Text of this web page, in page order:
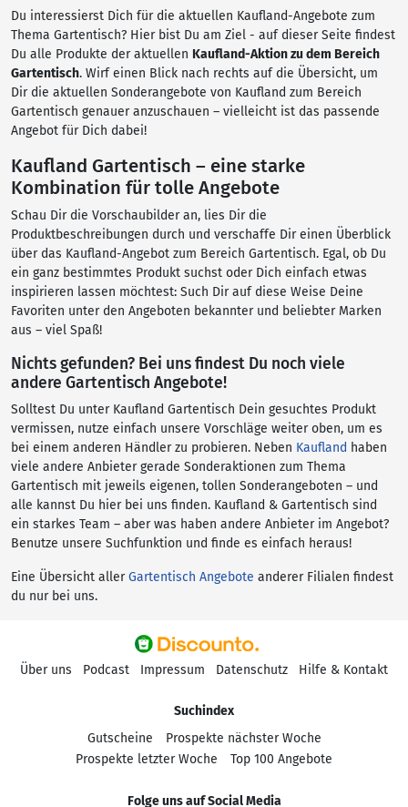
Du interessierst Dich für die aktuellen Kaufland-Angebote zum
Thema Gartentisch? Hier bist Du am Ziel - auf dieser Seite findest
Du alle Produkte der aktuellen Kaufland-Aktion zu dem Bereich
Gartentisch. Wirf einen Blick nach rechts auf die Übersicht, um
Dir die aktuellen Sonderangebote von Kaufland zum Bereich
Gartentisch genauer anzuschauen – vielleicht ist das passende
Angebot für Dich dabei!
Kaufland Gartentisch – eine starke
Kombination für tolle Angebote
Schau Dir die Vorschaubilder an, lies Dir die
Produktbeschreibungen durch und verschaffe Dir einen Überblick
über das Kaufland-Angebot zum Bereich Gartentisch. Egal, ob Du
ein ganz bestimmtes Produkt suchst oder Dich einfach etwas
inspirieren lassen möchtest: Such Dir auf diese Weise Deine
Favoriten unter den Angeboten bekannter und beliebter Marken
aus – viel Spaß!
Nichts gefunden? Bei uns findest Du noch viele
andere Gartentisch Angebote!
Solltest Du unter Kaufland Gartentisch Dein gesuchtes Produkt
vermissen, nutze einfach unsere Vorschläge weiter oben, um es
bei einem anderen Händler zu probieren. Neben Kaufland haben
viele andere Anbieter gerade Sonderaktionen zum Thema
Gartentisch mit jeweils eigenen, tollen Sonderangeboten – und
alle kannst Du hier bei uns finden. Kaufland & Gartentisch sind
ein starkes Team – aber was haben andere Anbieter im Angebot?
Benutze unsere Suchfunktion und finde es einfach heraus!
Eine Übersicht allerGartentisch Angebote anderer Filialen findest
du nur bei uns.
Über uns Podcast Impressum Datenschutz Hilfe & Kontakt
Suchindex
Gutscheine
Prospekte nächster Woche
Prospekte letzter Woche
Top 100 Angebote
Folge uns auf Social Media